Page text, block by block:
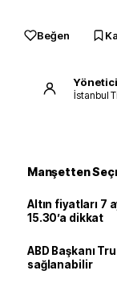
Beğen
Yönetici
İstanbul
Manşetten
Altın fiyatları 7
15.30’a dikkat
ABD Başkanı
sağlanabilir